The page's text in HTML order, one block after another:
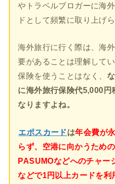
やトラベルブロガーに海
ドとして頻繁に取り上げ
海外旅行に行く際は、海
要があることは理解して
保険を使うことはなく、
に海外旅行保険代5,000円
なりますよね。
エポスカードは年会費が
らず、空港に向かうため
PASUMOなどへのチャー
などで1円以上カードを利